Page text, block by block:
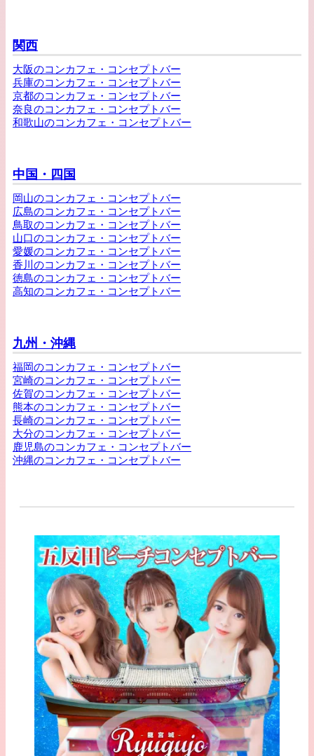
関西
大阪のコンカフェ・コンセプトバー
兵庫のコンカフェ・コンセプトバー
京都のコンカフェ・コンセプトバー
奈良のコンカフェ・コンセプトバー
和歌山のコンカフェ・コンセプトバー
中国・四国
岡山のコンカフェ・コンセプトバー
広島のコンカフェ・コンセプトバー
鳥取のコンカフェ・コンセプトバー
山口のコンカフェ・コンセプトバー
愛媛のコンカフェ・コンセプトバー
香川のコンカフェ・コンセプトバー
徳島のコンカフェ・コンセプトバー
高知のコンカフェ・コンセプトバー
九州・沖縄
福岡のコンカフェ・コンセプトバー
宮崎のコンカフェ・コンセプトバー
佐賀のコンカフェ・コンセプトバー
熊本のコンカフェ・コンセプトバー
長崎のコンカフェ・コンセプトバー
大分のコンカフェ・コンセプトバー
鹿児島のコンカフェ・コンセプトバー
沖縄のコンカフェ・コンセプトバー